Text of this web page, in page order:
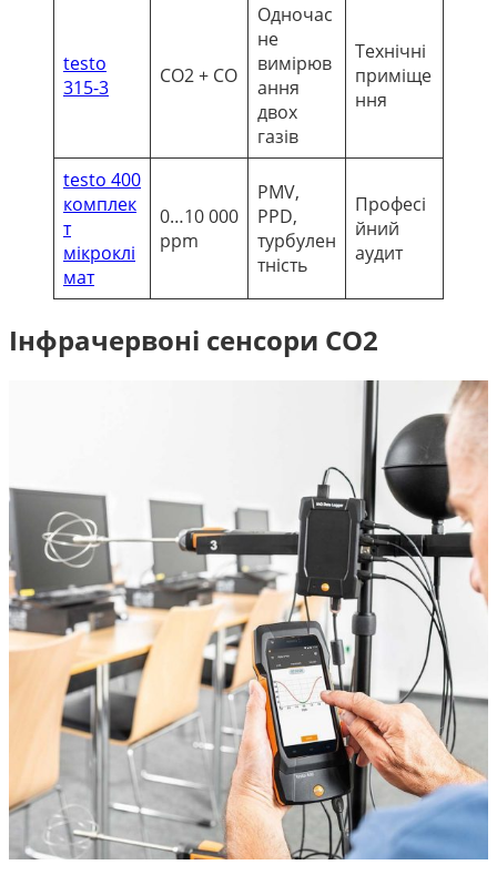
testo
315-3
CO2 + CO
Одночас
не
вимірюв
ання
двох
газів
Технічні
приміще
ння
testo 400
комплек
т
мікроклі
мат
0…10 000
ppm
PMV,
PPD,
турбулен
тність
Професі
йний
аудит
Інфрачервоні сенсори CO2